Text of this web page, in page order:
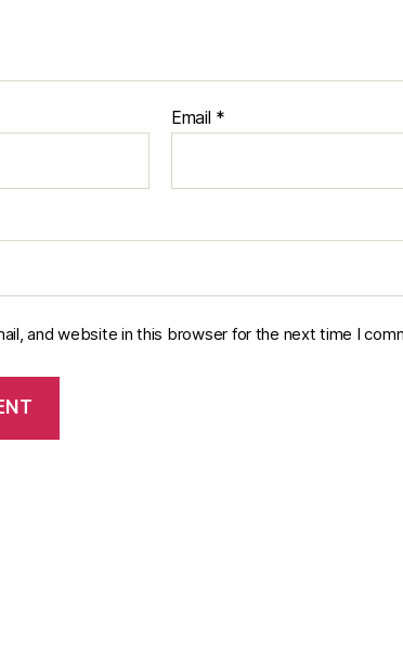
Email *
and website in this browser for the next time I